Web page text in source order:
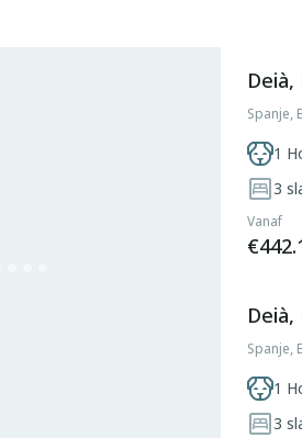
Deià,
Spanje,
1
3
Vanaf
Deià,
Spanje,
1
3